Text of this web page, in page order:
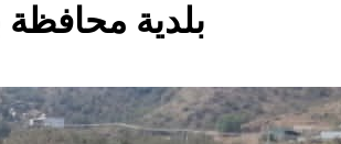
بلدية